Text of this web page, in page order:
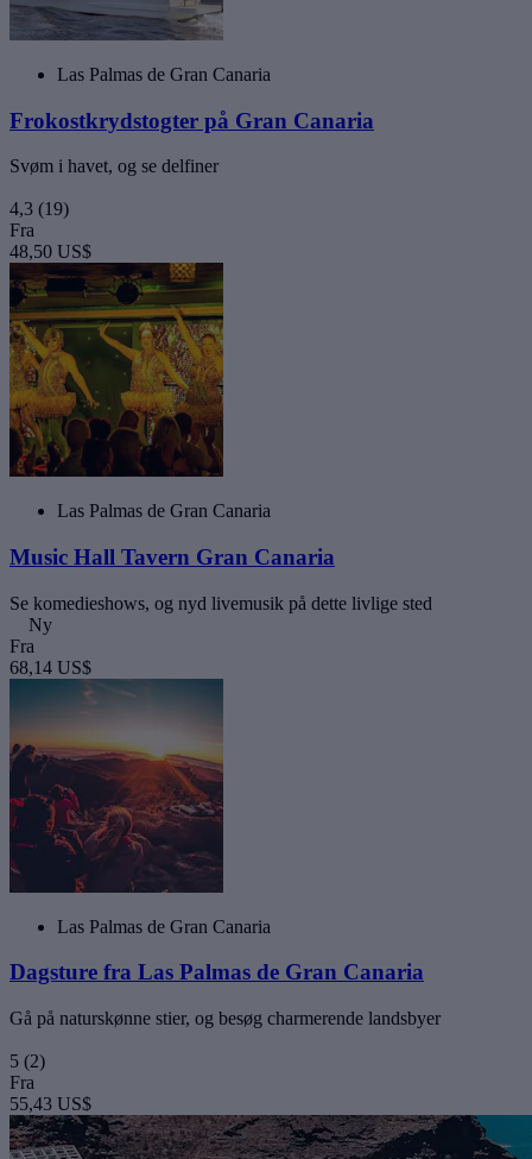
Las Palmas de Gran Canaria
Frokostkrydstogter på Gran Canaria
Svøm i havet, og se delfiner
4,3 (19)
Fra
48,50 US$
Las Palmas de Gran Canaria
Music Hall Tavern Gran Canaria
Se komedieshows, og nyd livemusik på dette livlige sted
Ny
Fra
68,14 US$
Las Palmas de Gran Canaria
Dagsture fra Las Palmas de Gran Canaria
Gå på naturskønne stier, og besøg charmerende landsbyer
5 (2)
Fra
55,43 US$